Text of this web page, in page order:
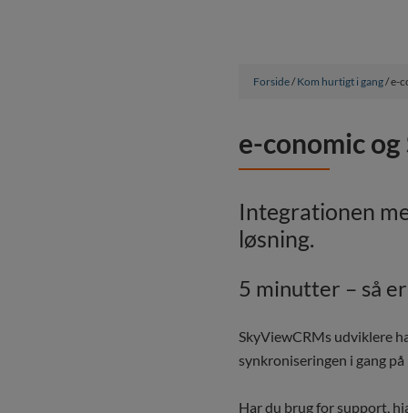
Forside/Kom hurtigt i gang/ e-
e-conomic
Integrationen
løsning.
5 minutter – så
SkyViewCRMs udviklere
synkroniseringen i gang
Har du brug for support,